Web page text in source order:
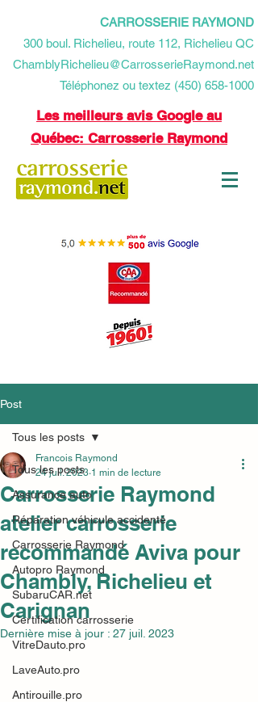
CARROSSERIE RAYMOND
​300 boul. Richelieu, route 112, Richelieu QC
ChamblyRichelieu@CarrosserieRaymond.net
Téléphonez ou textez (450) 658-1000
Les meilleurs avis Google au
Québec: Carrosserie Raymond
Post
Tous les posts
Assurance auto
Réparation véhicule accidenté
Carrosserie Raymond
Autopro Raymond
SubaruCAR.net
Certification carrosserie
VitreDauto.pro
LaveAuto.pro
Antirouille.pro
Tous les posts
Carrosserie Raymond
atelier carrosserie
recommandé Aviva pour
Chambly, Richelieu et
Carignan
Francois Raymond
24 juil. 2023 1 min de lecture
Dernière mise à jour : 27 juil. 2023